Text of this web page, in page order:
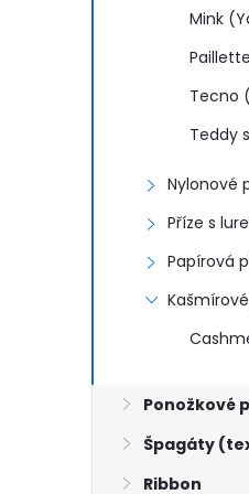
Mink
Tecno
Teddy
Nylonové
Příze s
Papírová
Ponožkové
Špagáty
Ribbon